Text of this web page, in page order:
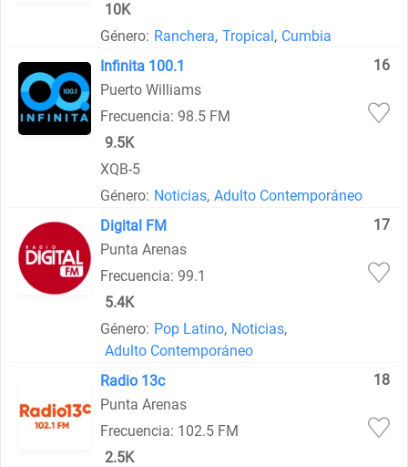
10K
Género: Ranchera, Tropical, Cumbia
Infinita 100.1
16
Puerto Williams
Frecuencia: 98.5 FM
9.5K
XQB-5
Género: Noticias, Adulto Contemporáneo
Digital FM
17
Punta Arenas
Frecuencia: 99.1
5.4K
Género: Pop Latino, Noticias,
Adulto Contemporáneo
Radio 13c
18
Punta Arenas
Frecuencia: 102.5 FM
2.5K